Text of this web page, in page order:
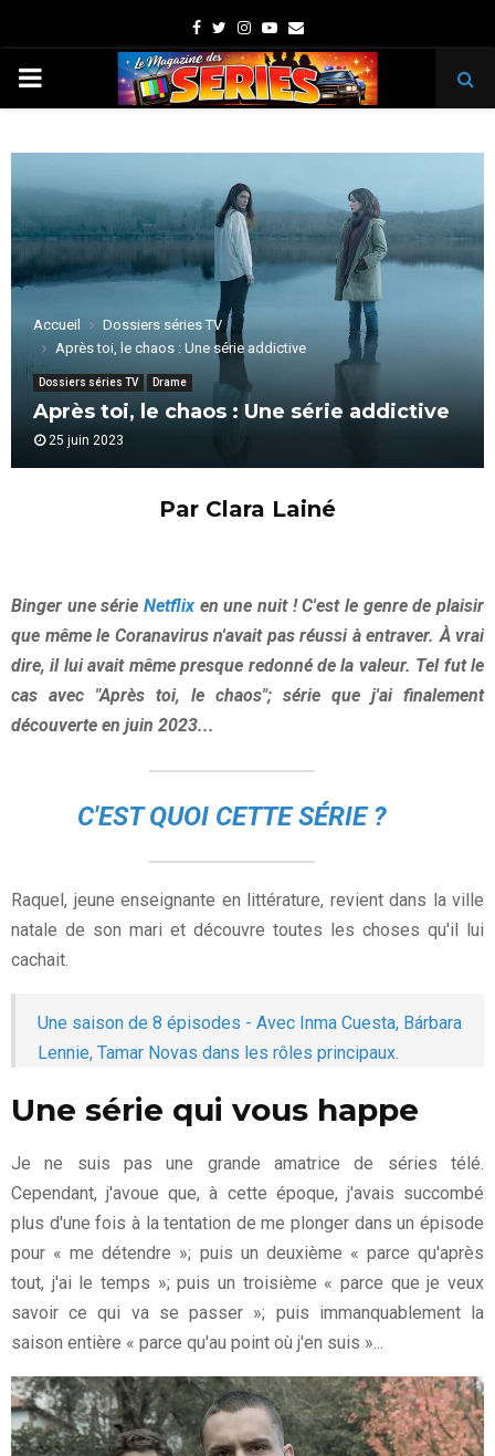
Facebook
TwitterInstagram
Youtube
Email
PRIMARY
Accueil
Dossiers séries TV
Après toi, le chaos : Une série addictive
Dossiers séries TV Drame
Après toi, le chaos : Une série addictive
25 juin 2023
Par Clara Lainé
Binger une série Netflix en une nuit ! C'est le genre de plaisir
que même le Coranavirus n'avait pas réussi à entraver. À vrai
dire, il lui avait même presque redonné de la valeur. Tel fut le
cas avec "Après toi, le chaos"; série que j'ai finalement
découverte en juin 2023...
C'EST QUOI CETTE SÉRIE ?
Raquel, jeune enseignante en littérature, revient dans la ville
natale de son mari et découvre toutes les choses qu'il lui
cachait.
Une saison de 8 épisodes - Avec Inma Cuesta, Bárbara
Lennie, Tamar Novas dans les rôles principaux.
Une série qui vous happe
Je ne suis pas une grande amatrice de séries télé.
Cependant, j'avoue que, à cette époque, j'avais succombé
plus d'une fois à la tentation de me plonger dans un épisode
pour « me détendre »; puis un deuxième « parce qu'après
tout, j'ai le temps »; puis un troisième « parce que je veux
savoir ce qui va se passer »; puis immanquablement la
saison entière « parce qu'au point où j'en suis »...